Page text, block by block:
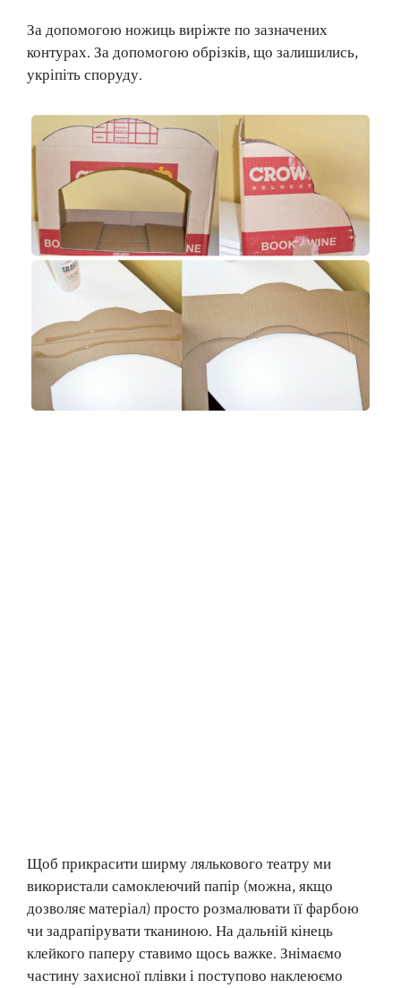
За допомогою ножиць виріжте по зазначених
контурах. За допомогою обрізків, що залишились,
укріпіть споруду.
Щоб прикрасити ширму лялькового театру ми
використали самоклеючий папір (можна, якщо
дозволяє матеріал) просто розмалювати її фарбою
чи задрапірувати тканиною. На дальній кінець
клейкого паперу ставимо щось важке. Знімаємо
частину захисної плівки і поступово наклеюємо